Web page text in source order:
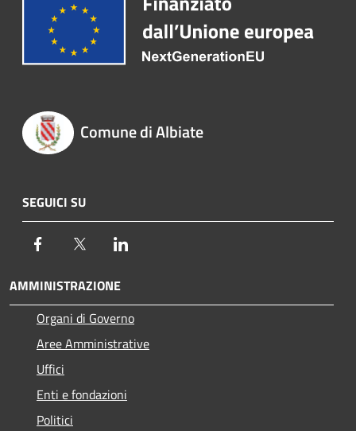
Comune di Albiate
SEGUICI SU
Facebook Twitter
AMMINISTRAZIONE
Organi di Governo
Aree Amministrative
Uffici
Enti e fondazioni
Politici